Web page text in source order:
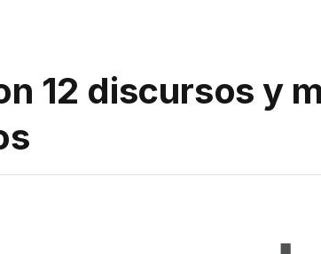
12 discursos y